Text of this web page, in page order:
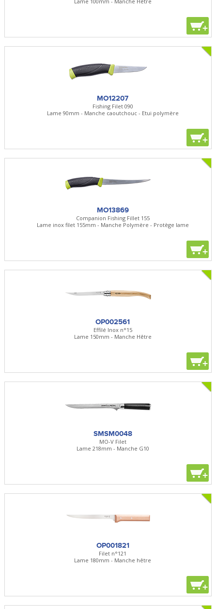
+
MO12207
Fishing Filet 090
Lame 90mm - Manche caoutchouc - Etui polymère
+
MO13869
Companion Fishing Fillet 155
Lame inox filet 155mm - Manche Polymère - Protège lame
+
OP002561
Effilé Inox n°15
Lame 150mm - Manche Hêtre
+
SMSM0048
MO-V Filet
Lame 218mm - Manche G10
+
OP001821
Filet n°121
Lame 180mm - Manche hêtre
+